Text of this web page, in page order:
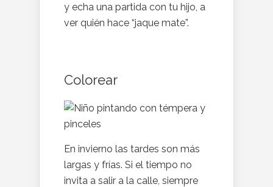
y echa una partida con tu hijo, a
ver quién hace “jaque mate”.
Colorear
En invierno las tardes son más
largas y frías. Si el tiempo no
invita a salir a la calle, siempre